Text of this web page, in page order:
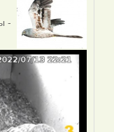
-